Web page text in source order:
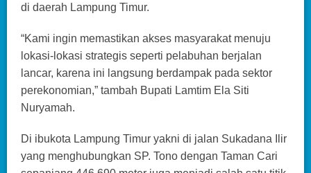
di daerah Lampung Timur.
“Kami ingin memastikan akses masyarakat menuju
lokasi-lokasi strategis seperti pelabuhan berjalan
lancar, karena ini langsung berdampak pada sektor
perekonomian,” tambah Bupati Lamtim Ela Siti
Nuryamah.
Di ibukota Lampung Timur yakni di jalan Sukadana Ilir
yang menghubungkan SP. Tono dengan Taman Cari